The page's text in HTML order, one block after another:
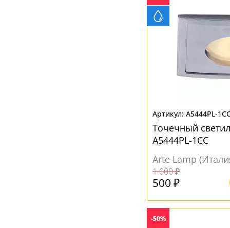
A5444PL-
Точечный
A5444PL-1CC
Arte Lamp
1 000 ₽
500 ₽
-50%